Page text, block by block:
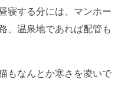
寝する分には、マンホー
、温泉地であれば配管も
もなんとか寒さを凌いで